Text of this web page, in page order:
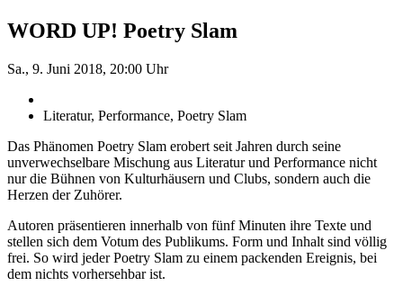
WORD UP! Poetry Slam
Sa., 9. Juni 2018, 20:00 Uhr
Literatur, Performance, Poetry Slam
Das Phänomen Poetry Slam erobert seit Jahren durch seine
unverwechselbare Mischung aus Literatur und Performance nicht
nur die Bühnen von Kulturhäusern und Clubs, sondern auch die
Herzen der Zuhörer.
Autoren präsentieren innerhalb von fünf Minuten ihre Texte und
stellen sich dem Votum des Publikums. Form und Inhalt sind völlig
frei. So wird jeder Poetry Slam zu einem packenden Ereignis, bei
dem nichts vorhersehbar ist.